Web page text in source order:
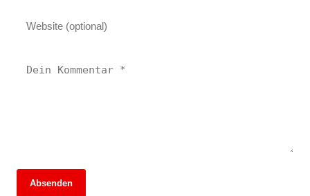
Absenden